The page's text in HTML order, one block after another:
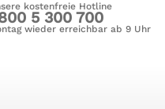
kostenfreie Hotline
5 300 700
wieder erreichbar ab 9 Uhr